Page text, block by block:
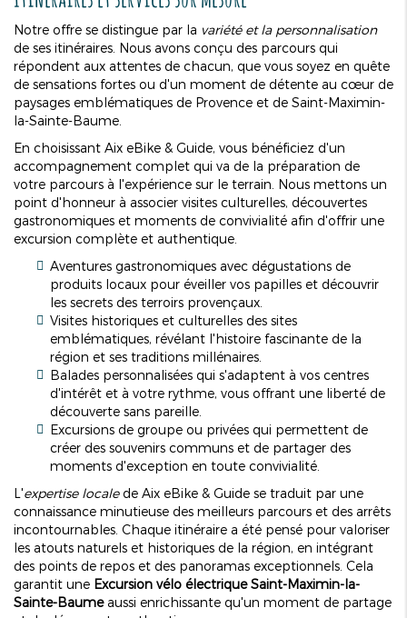
Notre offre se distingue par la variété et la personnalisation
de ses itinéraires. Nous avons conçu des parcours qui
répondent aux attentes de chacun, que vous soyez en quête
de sensations fortes ou d'un moment de détente au cœur de
paysages emblématiques de Provence et de Saint-Maximin-
la-Sainte-Baume.
En choisissant Aix eBike & Guide, vous bénéficiez d'un
accompagnement complet qui va de la préparation de
votre parcours à l'expérience sur le terrain. Nous mettons un
point d'honneur à associer visites culturelles, découvertes
gastronomiques et moments de convivialité afin d'offrir une
excursion complète et authentique.
Aventures gastronomiques avec dégustations de
produits locaux pour éveiller vos papilles et découvrir
les secrets des terroirs provençaux.
Visites historiques et culturelles des sites
emblématiques, révélant l'histoire fascinante de la
région et ses traditions millénaires.
Balades personnalisées qui s'adaptent à vos centres
d'intérêt et à votre rythme, vous offrant une liberté de
découverte sans pareille.
Excursions de groupe ou privées qui permettent de
créer des souvenirs communs et de partager des
moments d'exception en toute convivialité.
L'expertise localede Aix eBike & Guide se traduit par une
connaissance minutieuse des meilleurs parcours et des arrêts
incontournables. Chaque itinéraire a été pensé pour valoriser
les atouts naturels et historiques de la région, en intégrant
des points de repos et des panoramas exceptionnels. Cela
garantit une Excursion vélo électrique Saint-Maximin-la-
Sainte-Baumeaussi enrichissante qu'un moment de partage